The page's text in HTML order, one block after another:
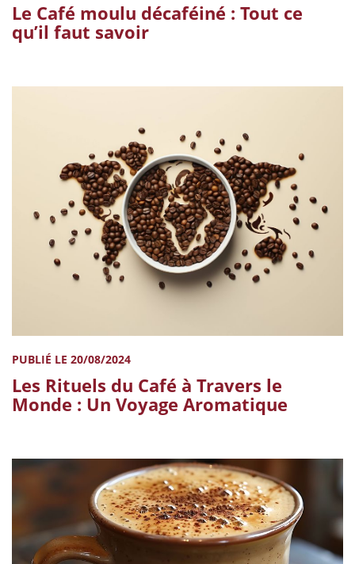
Le Café moulu décaféiné : Tout ce
qu’il faut savoir
PUBLIÉ LE 20/08/2024
Les Rituels du Café à Travers le
Monde : Un Voyage Aromatique